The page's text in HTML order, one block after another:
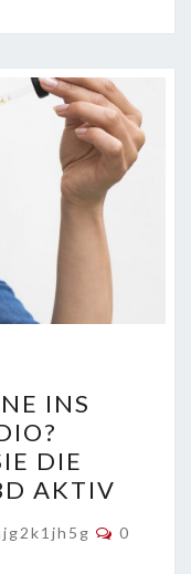
INS
DIE
AKTIV
0